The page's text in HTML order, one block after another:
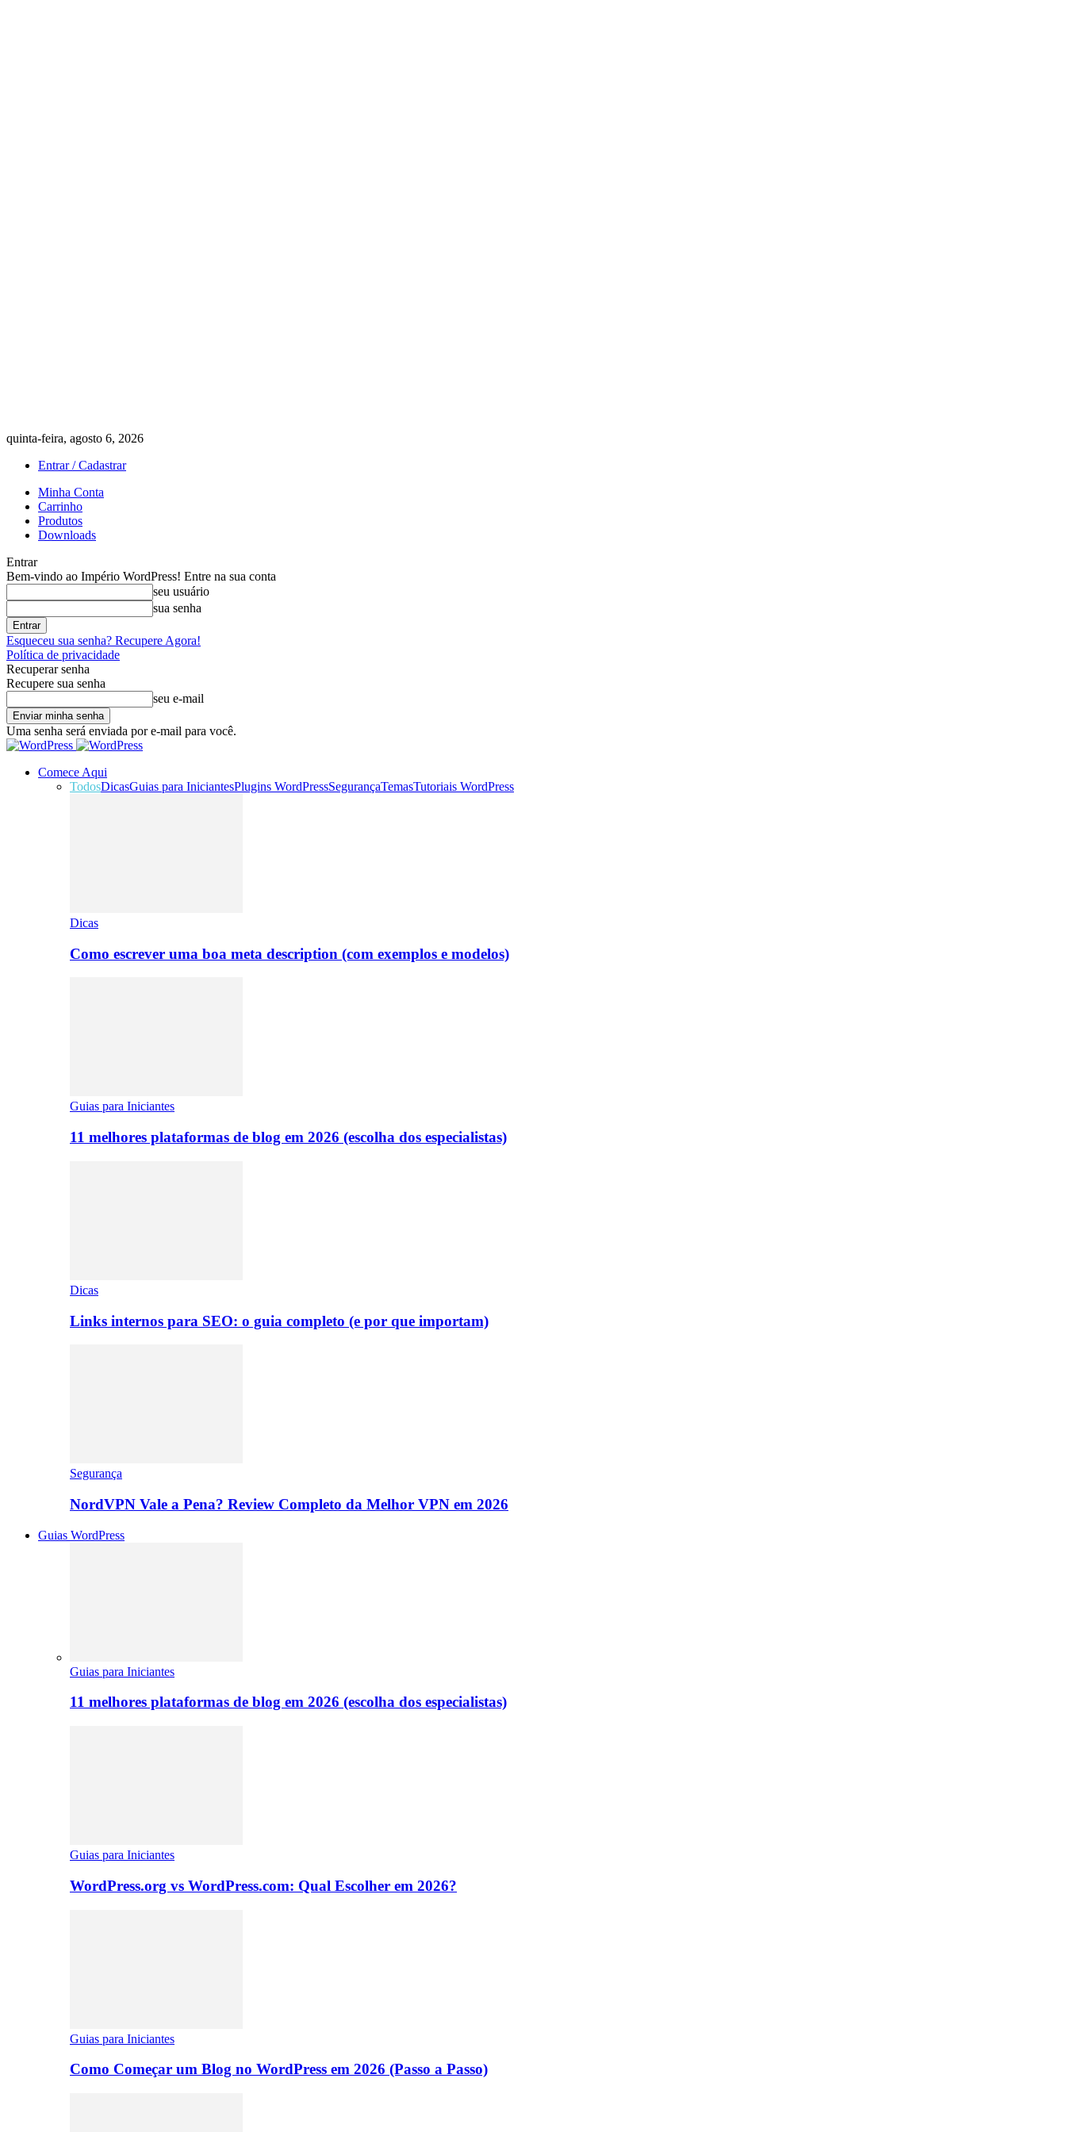
quinta-feira, agosto 6, 2026
Entrar / Cadastrar
Minha Conta
Carrinho
Produtos
Downloads
Entrar
Bem-vindo ao Império WordPress! Entre na sua conta
seu usuário
sua senha
Esqueceu sua senha? Recupere Agora!
Política de privacidade
Recuperar senha
Recupere sua senha
seu e-mail
Uma senha será enviada por e-mail para você.
Comece Aqui
TodosDicasGuias para IniciantesPlugins WordPressSegurançaTemasTutoriais WordPress
Dicas
Como escrever uma boa meta description (com exemplos e modelos)
Guias para Iniciantes
11 melhores plataformas de blog em 2026 (escolha dos especialistas)
Dicas
Links internos para SEO: o guia completo (e por que importam)
Segurança
NordVPN Vale a Pena? Review Completo da Melhor VPN em 2026
Guias WordPress
Guias para Iniciantes
11 melhores plataformas de blog em 2026 (escolha dos especialistas)
Guias para Iniciantes
WordPress.org vs WordPress.com: Qual Escolher em 2026?
Guias para Iniciantes
Como Começar um Blog no WordPress em 2026 (Passo a Passo)